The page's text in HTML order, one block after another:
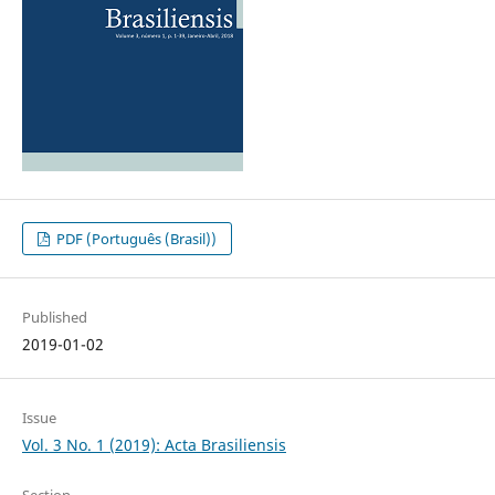
PDF (Português (Brasil))
Published
2019-01-02
Issue
Vol. 3 No. 1 (2019): Acta Brasiliensis